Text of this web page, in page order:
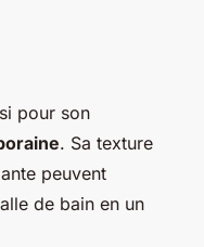
pour son
. Sa texture
peuvent
de bain en un